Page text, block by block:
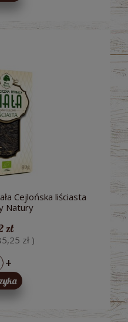
Cejlońska liściasta
Natury
zł
zł )
+